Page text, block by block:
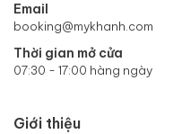
Email
booking@mykhanh.com
Thời gian mở cửa
07:30 - 17:00 hàng ngày
Giới thiệu